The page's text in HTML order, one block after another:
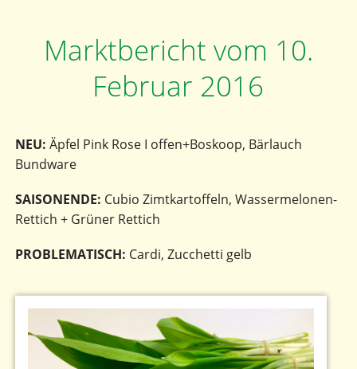
Marktbericht vom 10.
Februar 2016
NEU: Äpfel Pink Rose I offen+Boskoop, Bärlauch
Bundware
SAISONENDE: Cubio Zimtkartoffeln, Wassermelonen-
Rettich + Grüner Rettich
PROBLEMATISCH: Cardi, Zucchetti gelb